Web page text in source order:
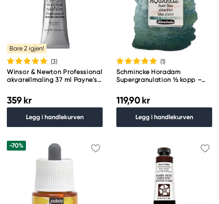
Bare 2 igjen!
(3)
Winsor & Newton Professional
akvarellmaling 37 ml Payne's
359 kr
Legg i handlekurven
(1)
Schmincke Horadam
Supergranulation ½ kopp –
119,90 kr
Legg i handlekurven
-70%